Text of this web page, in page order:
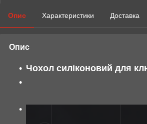
Опис Характеристики Доставка
Опис
Чохол силіконовий для